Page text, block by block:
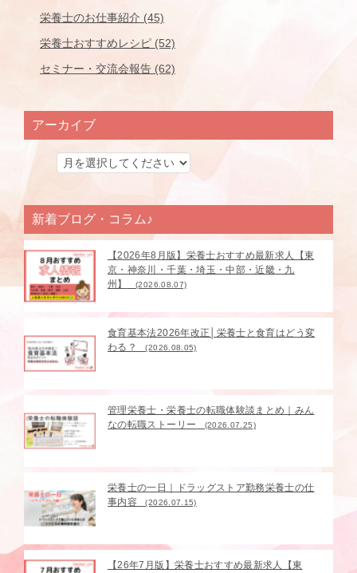
栄養士のお仕事紹介 (45)
栄養士おすすめレシピ (52)
セミナー・交流会報告 (62)
アーカイブ
新着ブログ・コラム♪
【2026年8月版】栄養士おすすめ最新求人【東
京・神奈川・千葉・埼玉・中部・近畿・九
州】
(2026.08.07)
食育基本法2026年改正│栄養士と食育はどう変
わる？
(2026.08.05)
管理栄養士・栄養士の転職体験談まとめ｜みん
なの転職ストーリー
(2026.07.25)
栄養士の一日｜ドラッグストア勤務栄養士の仕
事内容 (2026.07.15)
【26年7月版】栄養士おすすめ最新求人【東